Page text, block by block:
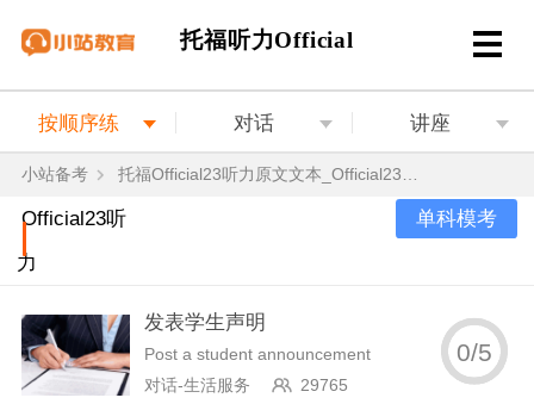
托福听力Official
按顺序练 对话 讲座
小站备考
Official23听
力
单科模考
发表学生声明
Post a student announcement
对话-生活服务
29765
0/5